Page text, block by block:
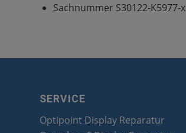
Sachnummer S30122-K5977-x
SERVICE
Optipoint Display Reparatur